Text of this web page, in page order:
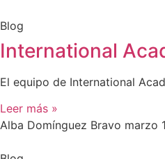
Blog
International
El equipo de International
Leer más »
Alba Domínguez Bravo marzo